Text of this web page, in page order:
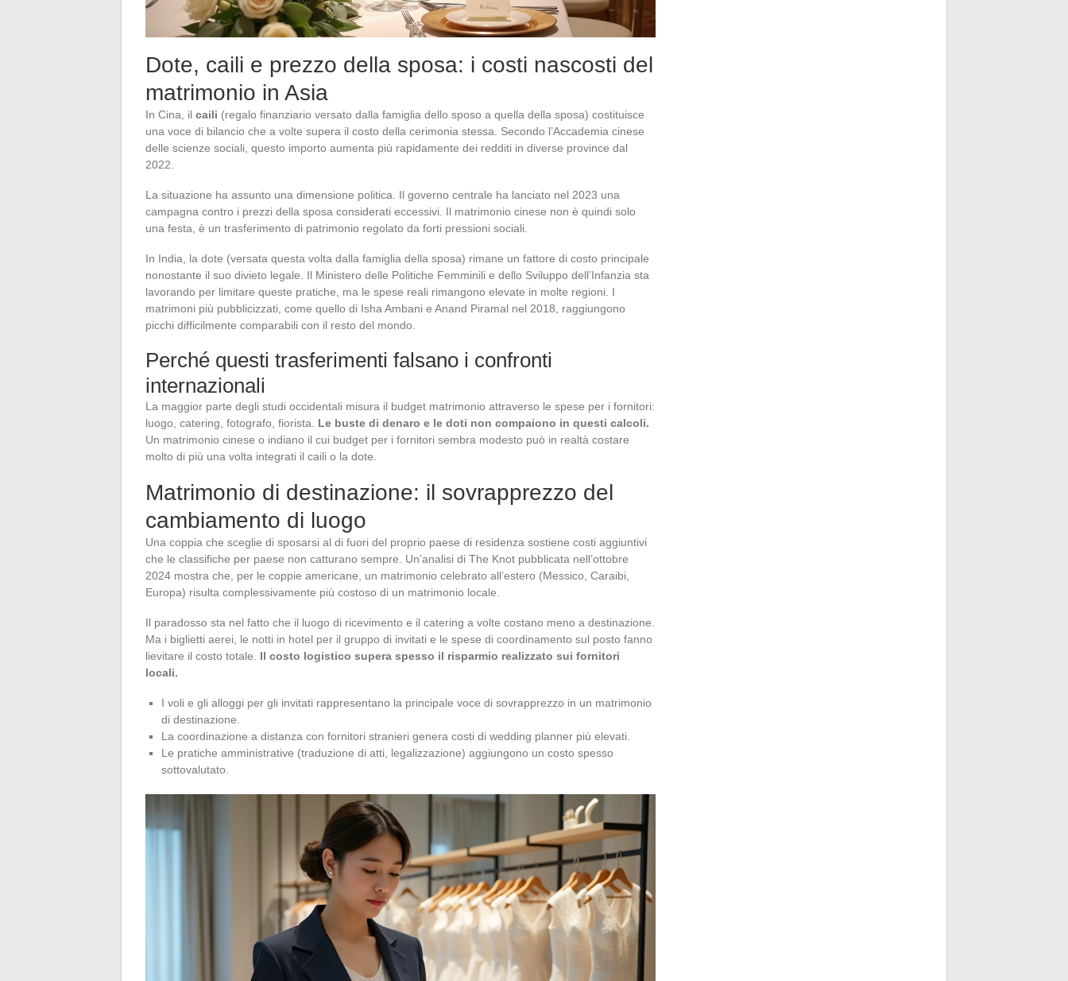
Dote, caili e prezzo della sposa: i costi nascosti del
matrimonio in Asia
In Cina, il caili (regalo finanziario versato dalla famiglia dello sposo a quella della sposa) costituisce
una voce di bilancio che a volte supera il costo della cerimonia stessa. Secondo l’Accademia cinese
delle scienze sociali, questo importo aumenta più rapidamente dei redditi in diverse province dal
2022.
La situazione ha assunto una dimensione politica. Il governo centrale ha lanciato nel 2023 una
campagna contro i prezzi della sposa considerati eccessivi. Il matrimonio cinese non è quindi solo
una festa, è un trasferimento di patrimonio regolato da forti pressioni sociali.
In India, la dote (versata questa volta dalla famiglia della sposa) rimane un fattore di costo principale
nonostante il suo divieto legale. Il Ministero delle Politiche Femminili e dello Sviluppo dell’Infanzia sta
lavorando per limitare queste pratiche, ma le spese reali rimangono elevate in molte regioni. I
matrimoni più pubblicizzati, come quello di Isha Ambani e Anand Piramal nel 2018, raggiungono
picchi difficilmente comparabili con il resto del mondo.
Perché questi trasferimenti falsano i confronti
internazionali
La maggior parte degli studi occidentali misura il budget matrimonio attraverso le spese per i fornitori:
luogo, catering, fotografo, fiorista. Le buste di denaro e le doti non compaiono in questi calcoli.
Un matrimonio cinese o indiano il cui budget per i fornitori sembra modesto può in realtà costare
molto di più una volta integrati il caili o la dote.
Matrimonio di destinazione: il sovrapprezzo del
cambiamento di luogo
Una coppia che sceglie di sposarsi al di fuori del proprio paese di residenza sostiene costi aggiuntivi
che le classifiche per paese non catturano sempre. Un’analisi di The Knot pubblicata nell’ottobre
2024 mostra che, per le coppie americane, un matrimonio celebrato all’estero (Messico, Caraibi,
Europa) risulta complessivamente più costoso di un matrimonio locale.
Il paradosso sta nel fatto che il luogo di ricevimento e il catering a volte costano meno a destinazione.
Ma i biglietti aerei, le notti in hotel per il gruppo di invitati e le spese di coordinamento sul posto fanno
lievitare il costo totale. Il costo logistico supera spesso il risparmio realizzato sui fornitori
locali.
I voli e gli alloggi per gli invitati rappresentano la principale voce di sovrapprezzo in un matrimonio
di destinazione.
La coordinazione a distanza con fornitori stranieri genera costi di wedding planner più elevati.
Le pratiche amministrative (traduzione di atti, legalizzazione) aggiungono un costo spesso
sottovalutato.